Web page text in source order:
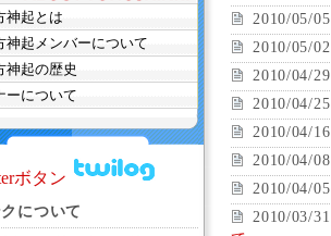
2010/05/
2010/05/
2010/04/
2010/04/
2010/04/
2010/04/
2010/04/
2010/03/
神起とは
神起メンバーについて
神起の歴史
ーについて
クについて